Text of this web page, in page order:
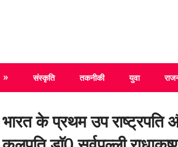
संस्कृति तकनीकी युवा
भारत के प्रथम उप राष्ट्रपति